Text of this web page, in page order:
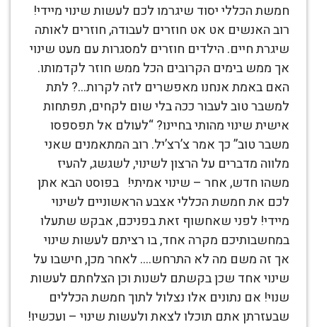
חמשת הכללי יסוד שיגרמו לכם לעשות שינוי מיידי!
רוב האנשים אט אט חוזרים לעבודה, חוזרים לאותה
שיגרת חיים. הילדים חוזרים למסגרות עם מעט שינוי
אך ממש בימים הקרובים הכל ממש חוזר לקדמותו.
האם באמת אנחנו מאפשרים לזה לקרות…? לתת
למשבר טוב לעבור ככה בלי שום לקחים, תפתחות
אישית שינוי מהותי בחיינו? “לעולם אל תפספסו
משבר טוב” כך אמר צ’רצ’יל. רוב המתאמנים שאני
מלווה מדברים על הרצון לשינוי, לשגשג, להעיז
משהו חדש, אחר – שינוי אמיתי! בפוסט הבא אתן
לכם את חמשת הכללי אצבע הראשוניים לשינוי
מיידי! לפני שאחשוף זאת בפניכם, אבקש שתעלו
במחשבותיכם מקרה אחד, בו רציתם לעשות שינוי
אך זה משם מה לא התרחש…. לאחר מכן, חישבו על
שינוי אחד שכן בקשתם לשנות וכן הצלחתם לעשות
שנוי! אם נתונים אלו נצלול לתוך חמשת הכללים
שבעזרתן אתם תוכלו לצאת ולעשות שינוי – ועכשיו!